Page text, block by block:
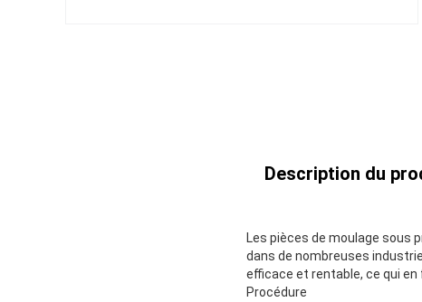
Description du
Les pièces de moulage sous
dans de nombreuses
efficace et rentable, ce qui
Procédure